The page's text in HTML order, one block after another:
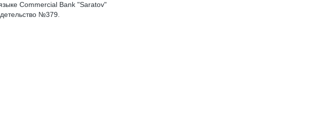
Commercial Bank "Saratov"
№379.